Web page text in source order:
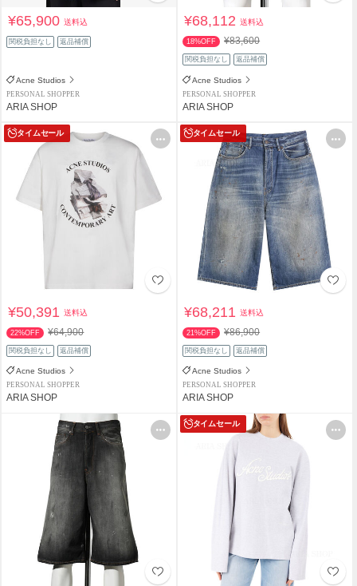
¥65,900送料込
関税負担なし 返品補償
Acne Studios
PERSONAL SHOPPER
ARIA SHOP
¥68,112送料込
18%OFF ¥83,600
関税負担なし 返品補償
Acne Studios
PERSONAL SHOPPER
ARIA SHOP
タイムセール
¥50,391送料込
22%OFF ¥64,900
関税負担なし 返品補償
Acne Studios
PERSONAL SHOPPER
ARIA SHOP
タイムセール
¥68,211送料込
21%OFF ¥86,900
関税負担なし 返品補償
Acne Studios
PERSONAL SHOPPER
ARIA SHOP
タイムセール